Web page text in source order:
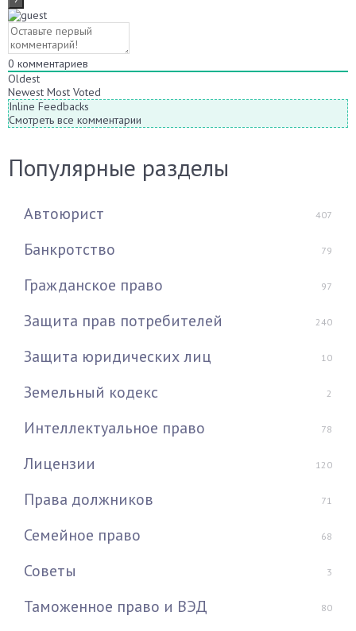
0 комментариев
Oldest
Newest Most Voted
Inline Feedbacks
Смотреть все комментарии
Популярные разделы
Автоюрист 407
Банкротство 79
Гражданское право 97
Защита прав потребителей 240
Защита юридических лиц 10
Земельный кодекс 2
Интеллектуальное право 78
Лицензии 120
Права должников 71
Семейное право 68
Советы 3
Таможенное право и ВЭД 80